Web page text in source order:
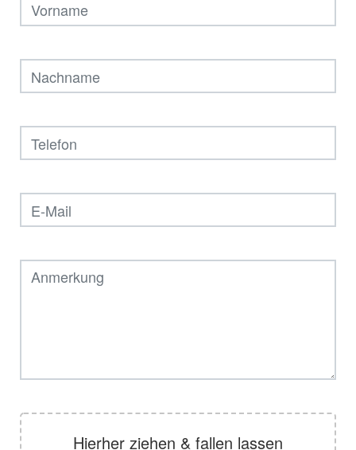
Hierher ziehen & fallen lassen